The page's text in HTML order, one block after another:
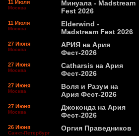
11 Июля
Москва
Минуала - Madstream
Fest 2026
11 Июля
Москва
Elderwind -
Madstream Fest 2026
27 Июня
Москва
АРИЯ на Ария
Фест-2026
27 Июня
Москва
Catharsis на Ария
Фест-2026
27 Июня
Москва
Воля и Разум на
Ария Фест-2026
27 Июня
Москва
Джоконда на Ария
Фест-2026
26 Июня
Санкт-Петербург
Оргия Праведников